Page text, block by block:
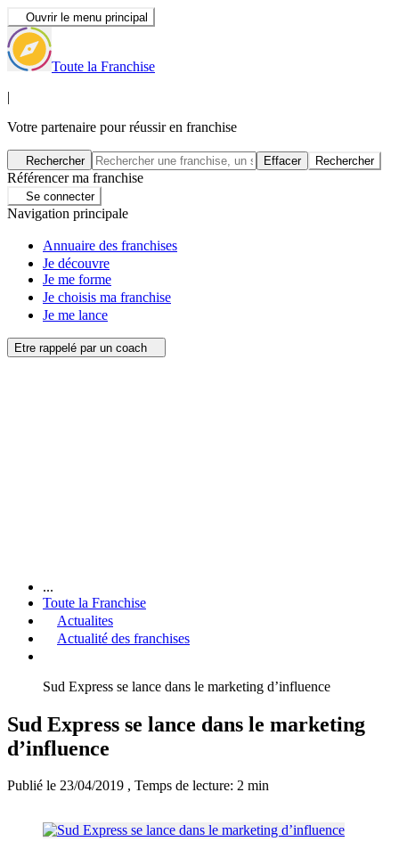
Ouvrir le menu principal
Toute la Franchise
|
Votre partenaire pour réussir en franchise
Rechercher Effacer Rechercher
Référencer ma franchise
Se connecter
Navigation principale
Annuaire des franchises
Je découvre
Je me forme
Je choisis ma franchise
Je me lance
Etre rappelé par un coach
...
Toute la Franchise
Actualites
Actualité des franchises
Sud Express se lance dans le marketing d’influence
Sud Express se lance dans le marketing
d’influence
Publié le 23/04/2019 , Temps de lecture: 2 min